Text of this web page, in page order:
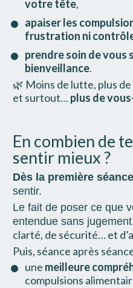
votre tête,
apaiser les
frustration ni
prendre soin de vous
bienveillance.
🌿 Moins de lutte, plus
et surtout… plus de
En combien de
sentir mieux ?
Dès la première séance
sentir.
Le fait de poser ce que
entendue sans
clarté, de sécurité… et
Puis, séance après
une meilleure
compulsions